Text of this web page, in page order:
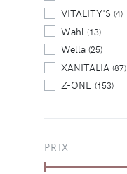
VITALITY'S (4)
Wahl (13)
Wella (25)
XANITALIA (87)
Z-ONE (153)
PRIX